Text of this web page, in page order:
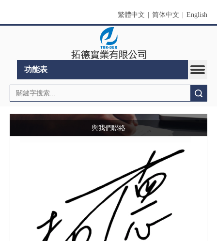
繁體中文 简体中文 English
功能表
與我們聯絡